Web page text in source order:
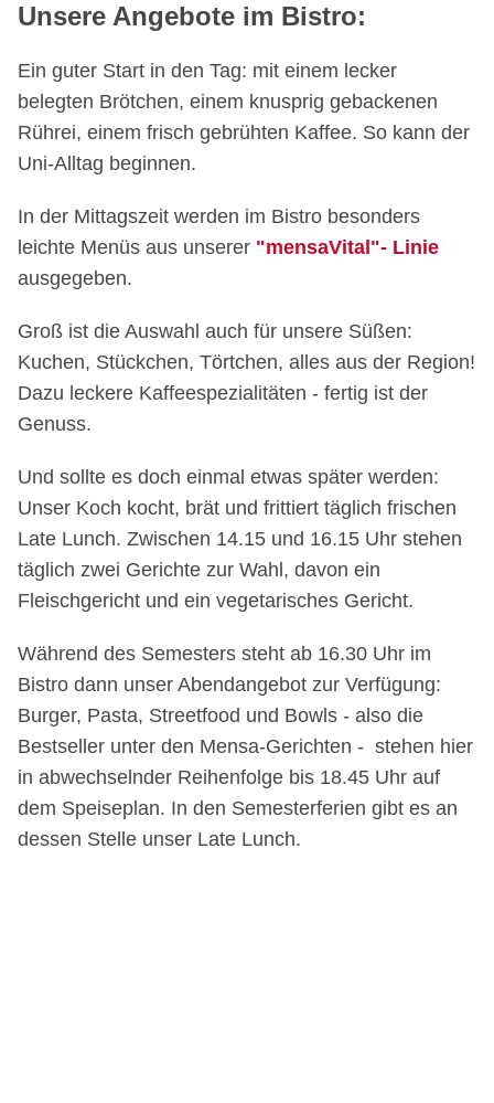
Unsere Angebote im Bistro:
Ein guter Start in den Tag: mit einem lecker
belegten Brötchen, einem knusprig gebackenen
Rührei, einem frisch gebrühten Kaffee. So kann der
Uni-Alltag beginnen.
In der Mittagszeit werden im Bistro besonders
leichte Menüs aus unserer "mensaVital"- Linie
ausgegeben.
Groß ist die Auswahl auch für unsere Süßen:
Kuchen, Stückchen, Törtchen, alles aus der Region!
Dazu leckere Kaffeespezialitäten - fertig ist der
Genuss.
Und sollte es doch einmal etwas später werden:
Unser Koch kocht, brät und frittiert täglich frischen
Late Lunch. Zwischen 14.15 und 16.15 Uhr stehen
täglich zwei Gerichte zur Wahl, davon ein
Fleischgericht und ein vegetarisches Gericht.
Während des Semesters steht ab 16.30 Uhr im
Bistro dann unser Abendangebot zur Verfügung:
Burger, Pasta, Streetfood und Bowls - also die
Bestseller unter den Mensa-Gerichten - stehen hier
in abwechselnder Reihenfolge bis 18.45 Uhr auf
dem Speiseplan. In den Semesterferien gibt es an
dessen Stelle unser Late Lunch.